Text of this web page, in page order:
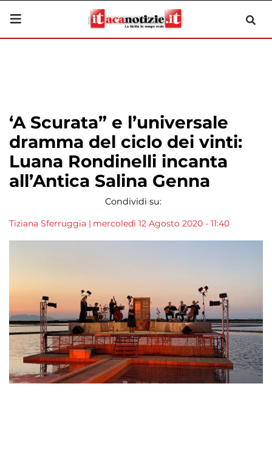
‘A Scurata” e l’universale
dramma del ciclo dei vinti:
Luana Rondinelli incanta
all’Antica Salina Genna
Condividi su:
Tiziana Sferruggia | mercoledì 12 Agosto 2020 - 11:40